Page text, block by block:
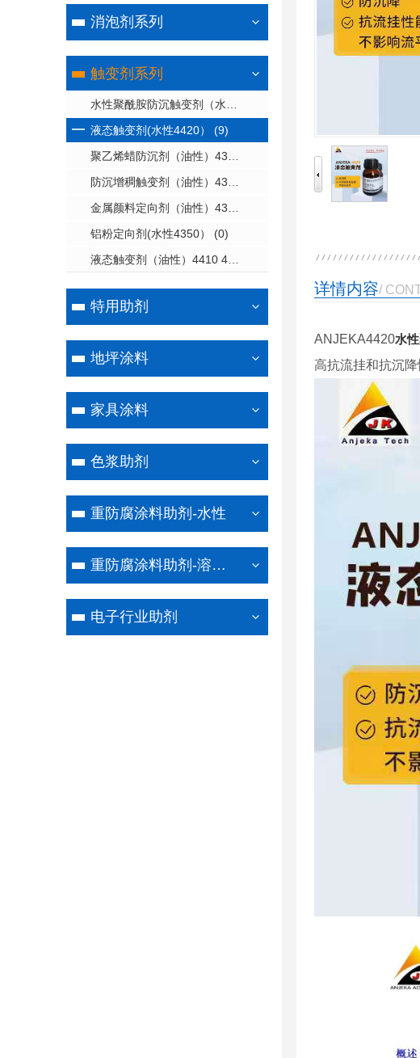
消泡剂系列
触变剂系列
液态触变剂(水性4420） (9)
铝粉定向剂(水性4350） (0)
特用助剂
地坪涂料
家具涂料
色浆助剂
重防腐涂料助剂-水性
重防腐涂料助剂-溶剂型
电子行业助剂
详情内容/
ANJEKA4420水
高抗流挂和抗沉